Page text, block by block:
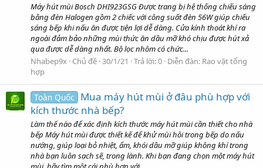
Máy hút mùi Bosch DHI923GSG Được trang bị hệ thống chiếu sáng
bằng đèn Halogen gồm 2 chiếc với công suất đèn 56W giúp chiếu
sáng bếp khi nấu ăn được tiện lợi dễ dàng. Cửa kính thoát khí ra
ngoài đảm bảo những mùi thức ăn dầu mỡ khó chịu được hút xả
qua được dễ dàng nhất. Bộ lọc nhôm có chức...
Nhabep9x Chủ đề 30/1/21 Trả lời: 0 Diễn đàn: Rao vặt tổng
hợp
Toàn Quốc
Mua máy hút mùi ở đâu phù hợp với
kích thước nhà bếp?
Làm thế nào để xác định kích thước máy hút mùi cần thiết cho nhà
bếp Máy hút mùi được thiết kế để khử mùi hôi trong bếp do nấu
nướng, giúp loại bỏ nhiệt, ẩm, khói dầu mỡ giúp không khí trong
nhà bạn luôn sạch sẽ, trong lành. Khi bạn đang chọn một máy hút